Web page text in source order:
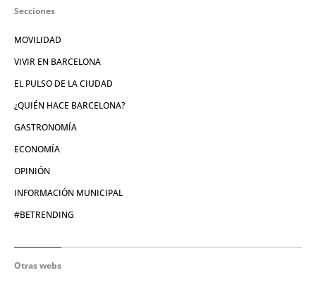
Secciones
MOVILIDAD
VIVIR EN BARCELONA
EL PULSO DE LA CIUDAD
¿QUIÉN HACE BARCELONA?
GASTRONOMÍA
ECONOMÍA
OPINIÓN
INFORMACIÓN MUNICIPAL
#BETRENDING
Otras webs